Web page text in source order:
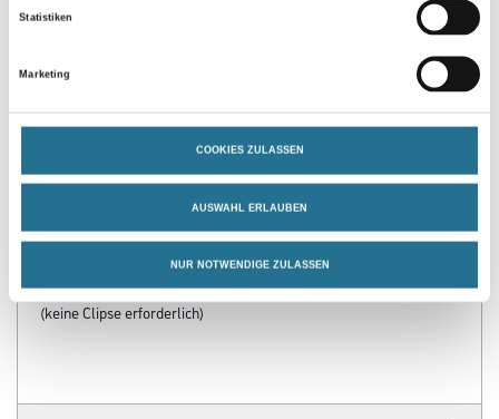
Statistiken
Marketing
COOKIES ZULASSEN
AUSWAHL ERLAUBEN
NUR NOTWENDIGE ZULASSEN
PRODUKTEIGENSCHAFTEN
- Polyblend auf Basis PVC (sämtliche Inhaltsstoffe sind REACH-
- Feuchtigkeitsresistent
- Schnelle und einfache Verlegung durch Nageln oder Kleben
(keine Clipse erforderlich)